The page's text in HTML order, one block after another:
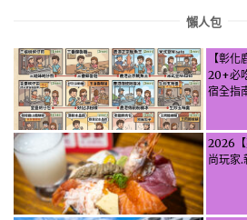
懶人包
【彰
20+必
宿全指
2026【
尚玩家.